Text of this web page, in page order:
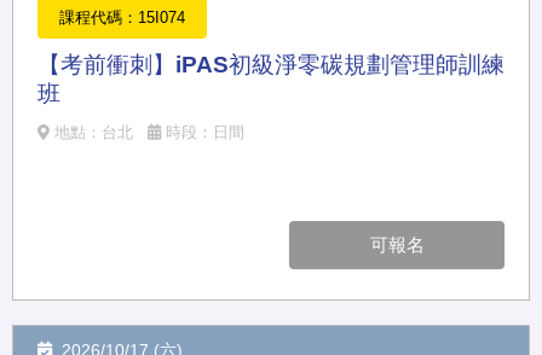
課程代碼：15I074
【考前衝刺】iPAS初級淨零碳規劃管理師訓練
班
地點：台北 時段：日間
可報名
2026/10/17 (六)